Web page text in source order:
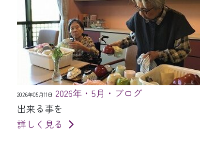
2026年05月11日 2026年・5月・ブログ
出来る事を
詳しく見る